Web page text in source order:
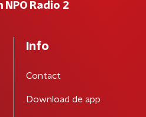
NPO Radio 2
Info
Contact
Download de app